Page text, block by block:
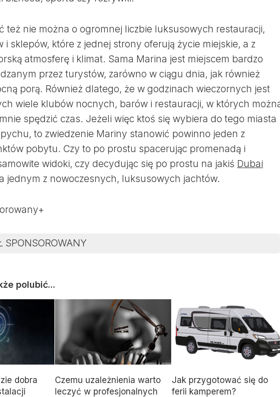
też nie można o ogromnej liczbie luksusowych restauracji,
i sklepów, które z jednej strony oferują życie miejskie, a z
atmosferę i klimat. Sama Marina jest miejscem bardzo
przez turystów, zarówno w ciągu dnia, jak również
porą. Również dlatego, że w godzinach wieczornych jest
wiele klubów nocnych, barów i restauracji, w których
spędzić czas. Jeżeli więc ktoś się wybiera do tego miasta
to zwiedzenie Mariny stanowić powinno jeden z
pobytu. Czy to po prostu spacerując promenadą i
widoki, czy decydując się po prostu na jakiś Dubai
jednym z nowoczesnych, luksusowych jachtów.
SPONSOROWANY
polubić...
dobra
Czemu uzależnienia warto
leczyć w profesjonalnych
Jak przygotować się do
ferii kamperem?